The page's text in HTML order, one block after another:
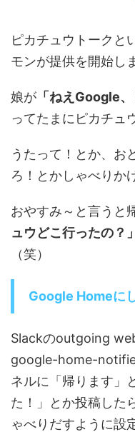
ピカチュウトークと
モンが提供を開始し
娘が 「ねえGoogle
ってたまにピカチュ
うたって！とか、お
ろ！とかしゃべりか
おやすみ～と言うと
ュウどこ行ったの？」
（笑）
Google Homeに
Slackのoutgoing
google-home-
ネルに「帰ります」
た！」とか投稿した
ゃべりだすように設